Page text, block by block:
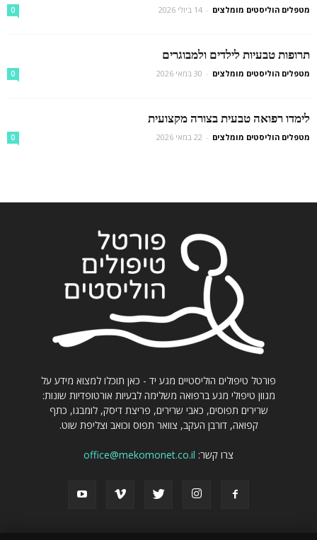
מטפלים הוליסטים מומלצים - 14 ביולי 2026 0
תרופות טבעיות לילדים ולמבוגרים
מטפלים הוליסטים מומלצים - 30 במאי 2026 0
לימדו רפואה טבעית בצורה מקצועית
מטפלים הוליסטים מומלצים - 22 במאי 2026 0
פורטל טיפולים הוליסטיים מגע יד - כאן תוכלו למצוא מידע על
מגוון טיפולי מגע ברפואה משלימה לבעיות אורטופדיות שונות:
שרירים תפוסים, כאבי שרירים, פריצת דיסק, לומבגו, כתף
קפואה, דורבן העקב, צוואר תפוס וכואב וצליפת שוט.
צרו קשר: office@mekomonet.co.il